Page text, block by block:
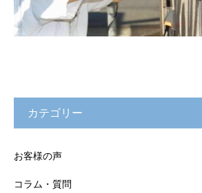
カテゴリー
お客様の声
コラム・質問